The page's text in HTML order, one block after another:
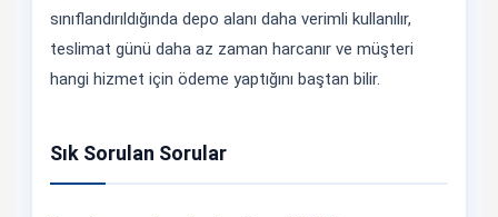
sınıflandırıldığında depo alanı daha verimli kullanılır,
teslimat günü daha az zaman harcanır ve müşteri
hangi hizmet için ödeme yaptığını baştan bilir.
Sık Sorulan Sorular